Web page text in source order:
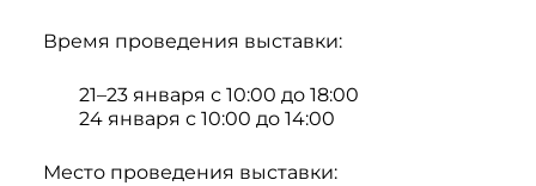
Время проведения выставки:
21–23 января с 10:00 до 18:00
24 января с 10:00 до 14:00
Место проведения выставки: